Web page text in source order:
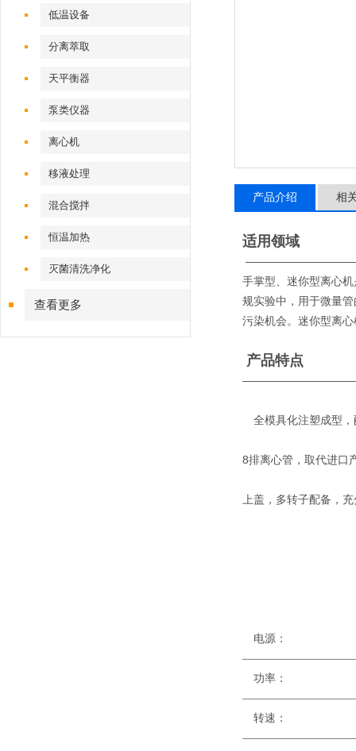
低温设备
分离萃取
天平衡器
泵类仪器
离心机
移液处理
混合搅拌
恒温加热
灭菌清洗净化
查看更多
产品介绍 相
适用领域
手掌型、迷你型离心
规实验中，用于微量
污染机会。迷你型离
产品特点
全模具化注塑成型，
8排离心管，取代进口
上盖，多转子配备，
电
功
转